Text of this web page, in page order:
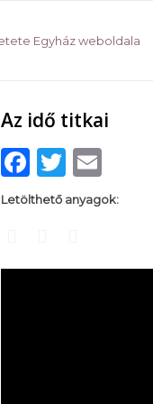
Az idő titkai
Facebook
Twitter